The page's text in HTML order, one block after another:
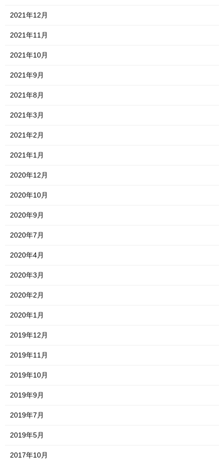
2021年12月
2021年11月
2021年10月
2021年9月
2021年8月
2021年3月
2021年2月
2021年1月
2020年12月
2020年10月
2020年9月
2020年7月
2020年4月
2020年3月
2020年2月
2020年1月
2019年12月
2019年11月
2019年10月
2019年9月
2019年7月
2019年5月
2017年10月